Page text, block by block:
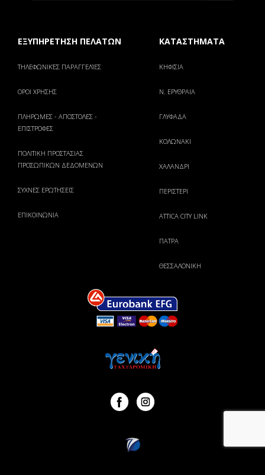
ΕΞΥΠΗΡΕΤΗΣΗ ΠΕΛΑΤΩΝ
ΤΗΛΕΦΩΝΙΚΈΣ ΠΑΡΑΓΓΕΛΊΕΣ
ΟΡΟΙ ΧΡΗΣΗΣ
ΠΛΗΡΩΜΕΣ - ΑΠΟΣΤΟΛΕΣ -
ΕΠΙΣΤΡΟΦΕΣ
ΠΟΛΙΤΙΚΗ ΠΡΟΣΤΑΣΙΑΣ
ΠΡΟΣΩΠΙΚΩΝ ΔΕΔΟΜΕΝΩΝ
ΣΥΧΝΕΣ ΕΡΩΤΗΣΕΙΣ
ΕΠΙΚΟΙΝΩΝΙΑ
ΚΑΤΑΣΤΗΜΑΤΑ
ΚΗΦΙΣΙΑ
Ν. ΕΡΥΘΡΑΙΑ
ΓΛΥΦΑΔΑ
ΚΟΛΩΝΑΚΙ
ΧΑΛΑΝΔΡΙ
ΠΕΡΙΣΤΕΡΙ
ATTICA CITY LINK
ΠΑΤΡΑ
ΘΕΣΣΑΛΟΝΙΚΗ